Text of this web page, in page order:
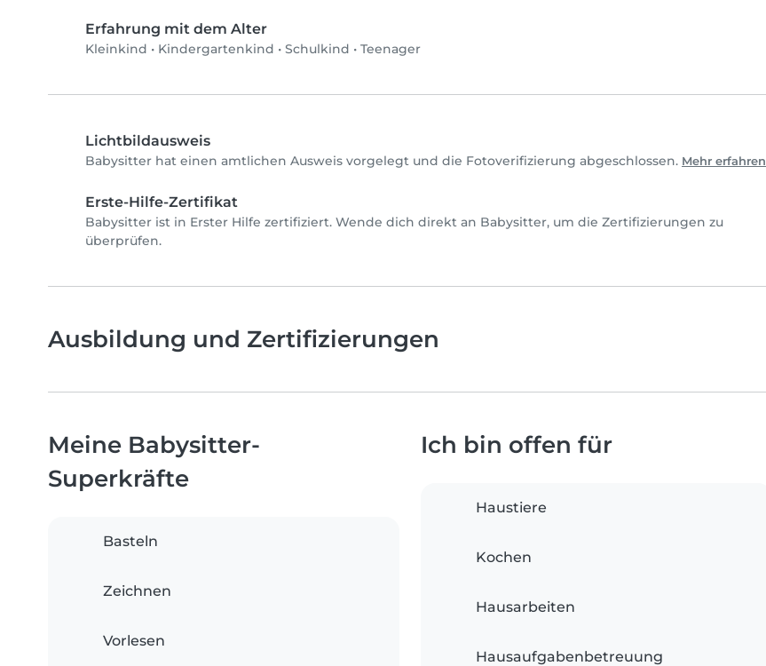
Erfahrung mit dem Alter
Kleinkind • Kindergartenkind • Schulkind • Teenager
Lichtbildausweis
Babysitter hat einen amtlichen Ausweis vorgelegt und die Fotoverifizierung abgeschlossen. Mehr erfahren
Erste-Hilfe-Zertifikat
Babysitter ist in Erster Hilfe zertifiziert. Wende dich direkt an Babysitter, um die Zertifizierungen zu
überprüfen.
Ausbildung und Zertifizierungen
Meine Babysitter-
Superkräfte
Basteln
Zeichnen
Vorlesen
Ich bin offen für
Haustiere
Kochen
Hausarbeiten
Hausaufgabenbetreuung